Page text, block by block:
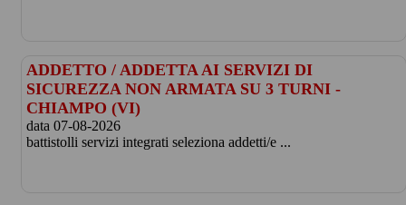
ADDETTO / ADDETTA AI SERVIZI DI
SICUREZZA NON ARMATA SU 3 TURNI -
CHIAMPO (VI)
data 07-08-2026
battistolli servizi integrati seleziona addetti/e ...